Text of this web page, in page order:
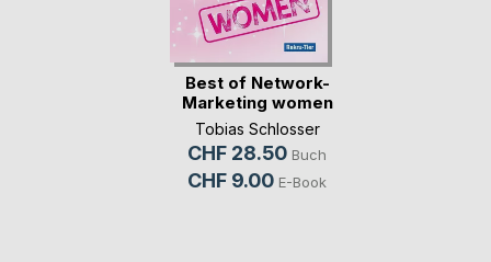
Best of Network-
Marketing women
Tobias Schlosser
CHF 28.50 Buch
CHF 9.00 E-Book